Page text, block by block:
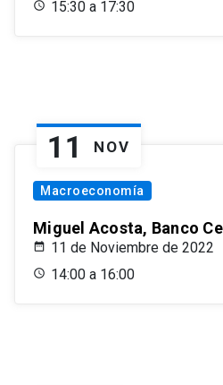
15:30 a 17:30
11 NOV
Macroeconomía
Miguel Acosta, Banco
11 de Noviembre de 2022
14:00 a 16:00